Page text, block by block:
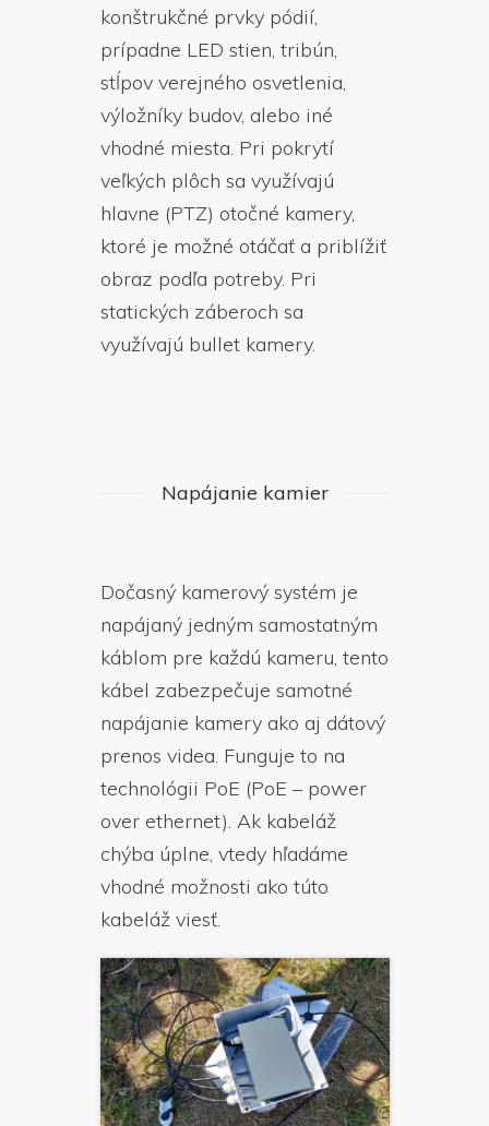
konštrukčné prvky pódií,
prípadne LED stien, tribún,
stĺpov verejného osvetlenia,
výložníky budov, alebo iné
vhodné miesta. Pri pokrytí
veľkých plôch sa využívajú
hlavne (PTZ) otočné kamery,
ktoré je možné otáčať a priblížiť
obraz podľa potreby. Pri
statických záberoch sa
využívajú bullet kamery.
Napájanie kamier
Dočasný kamerový systém je
napájaný jedným samostatným
káblom pre každú kameru, tento
kábel zabezpečuje samotné
napájanie kamery ako aj dátový
prenos videa. Funguje to na
technológii PoE (PoE – power
over ethernet). Ak kabeláž
chýba úplne, vtedy hľadáme
vhodné možnosti ako túto
kabeláž viesť.